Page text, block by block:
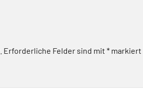
Erforderliche Felder sind mit * markiert